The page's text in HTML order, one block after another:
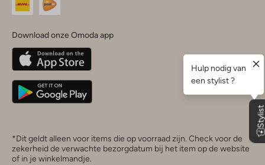
Nederland
Belgique(Français)
Deutschland
Download onze Omoda app
*Dit geldt alleen voor items die op voorraad zijn. Check voor de
zekerheid de verwachte bezorgdatum bij het item op de website
of in je winkelmandje.